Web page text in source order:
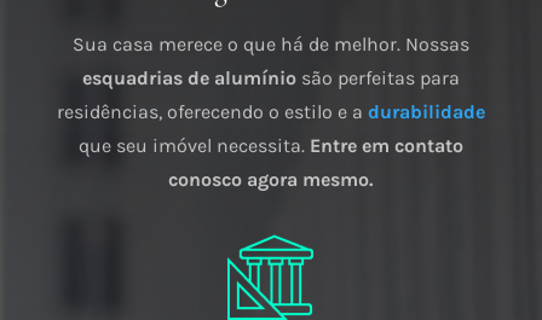
Sua casa merece o que há de melhor. Nossas
esquadrias de alumíniosão perfeitas para
residências, oferecendo o estilo e a durabilidade
que seu imóvel necessita. Entre em contato
conosco agora mesmo.